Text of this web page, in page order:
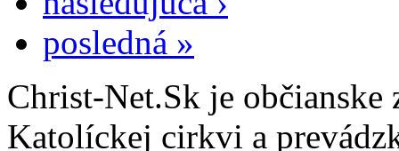
posledná »
Christ-Net.Sk je
Katolíckej cirkvi a